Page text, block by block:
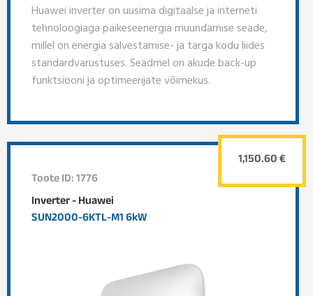
Huawei inverter on uusima digitaalse ja interneti
tehnoloogiaga päikeseenergia muundamise seade,
millel on energia salvestamise- ja targa kodu liides
standardvarustuses. Seadmel on akude back-up
funktsiooni ja optimeerijate võimekus.
Toote ID: 1776
Inverter - Huawei
SUN2000-6KTL-M1 6kW
1,150.60 €